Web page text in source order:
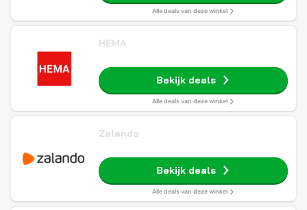
Alle deals van deze winkel
HEMA
Bekijk deals
Alle deals van deze winkel
Zalando
Bekijk deals
Alle deals van deze winkel